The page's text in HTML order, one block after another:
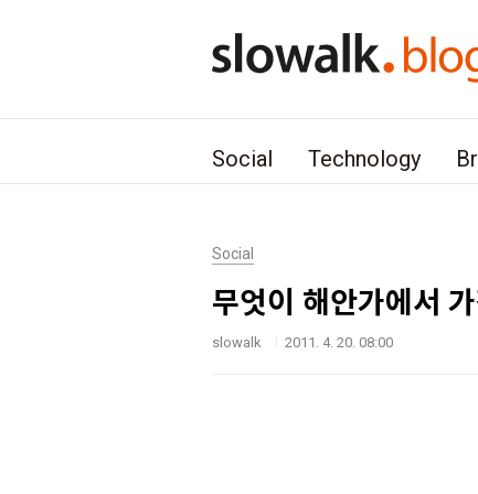
Social Technology
Social
무엇이 해안가에서
slowalk 2011. 4. 20. 08:00